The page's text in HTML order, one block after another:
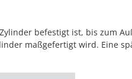
befestigt ist, bis zum
maßgefertigt wird. Eine